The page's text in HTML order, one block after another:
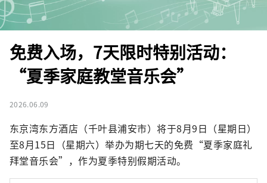
免费入场，7天限时特别活动：
“夏季家庭教堂音乐会”
2026.06.09
东京湾东方酒店（千叶县浦安市）将于8月9日（星期日）
至8月15日（星期六）举办为期七天的免费“夏季家庭礼
拜堂音乐会”，作为夏季特别假期活动。